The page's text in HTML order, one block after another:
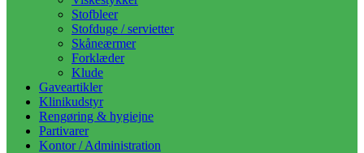
Stofbleer
Stofduge / servietter
Skåneærmer
Forklæder
Klude
Gaveartikler
Klinikudstyr
Rengøring & hygiejne
Partivarer
Kontor / Administration